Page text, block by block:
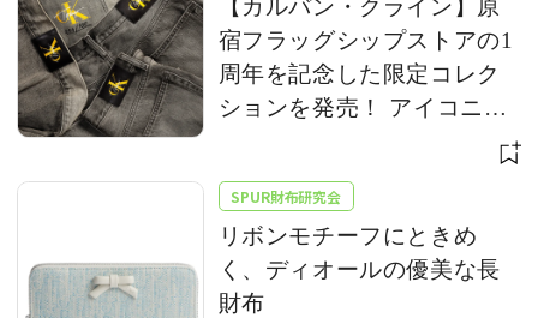
【カルバン・クライン】原
宿フラッグシップストアの1
周年を記念した限定コレク
ションを発売！ アイコニッ
クな「CK」ロゴをアップデ
SPUR財布研究会
リボンモチーフにときめ
く、ディオールの優美な長
財布